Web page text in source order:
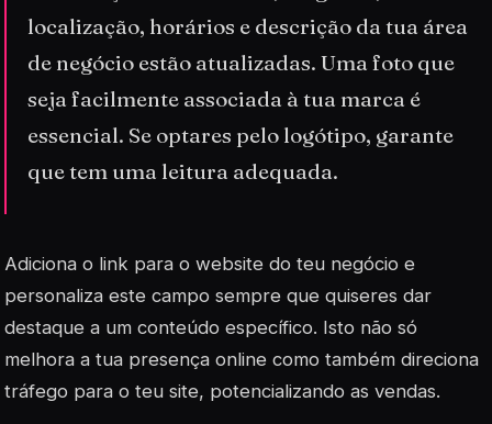
localização, horários e descrição da tua área
de negócio estão atualizadas. Uma foto que
seja facilmente associada à tua marca é
essencial. Se optares pelo logótipo, garante
que tem uma leitura adequada.
Adiciona o link para o website do teu negócio e
personaliza este campo sempre que quiseres dar
destaque a um conteúdo específico. Isto não só
melhora a tua presença online como também direciona
tráfego para o teu site, potencializando as vendas.